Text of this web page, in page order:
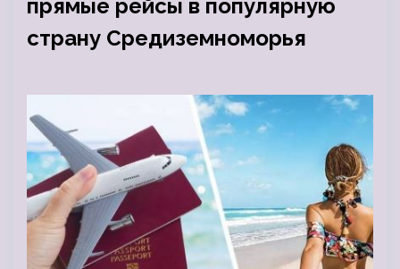
прямые рейсы в популярную
страну Средиземноморья